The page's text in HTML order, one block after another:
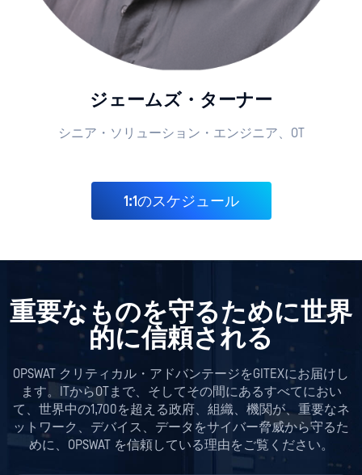
ジェームズ・ターナー
シニア・ソリューション・エンジニア、OT
1:1のスケジュール
重要なものを守るために世界
的に信頼される
OPSWAT クリティカル・アドバンテージをGITEXにお届けし
ます。ITからOTまで、そしてその間にあるすべてにおい
て、世界中の1,700を超える政府、組織、機関が、重要なネ
ットワーク、デバイス、データをサイバー脅威から守るた
めに、OPSWAT を信頼している理由をご覧ください。